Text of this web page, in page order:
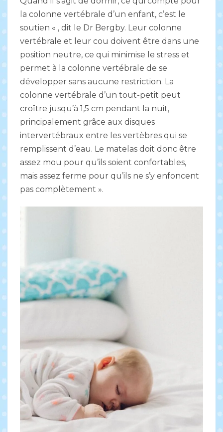
la colonne vertébrale d’un enfant, c’est le
soutien « , dit le Dr Bergby. Leur colonne
vertébrale et leur cou doivent être dans une
position neutre, ce qui minimise le stress et
permet à la colonne vertébrale de se
développer sans aucune restriction. La
colonne vertébrale d’un tout-petit peut
croître jusqu’à 1,5 cm pendant la nuit,
principalement grâce aux disques
intervertébraux entre les vertèbres qui se
remplissent d’eau. Le matelas doit donc être
assez mou pour qu’ils soient confortables,
mais assez ferme pour qu’ils ne s’y enfoncent
pas complètement ».